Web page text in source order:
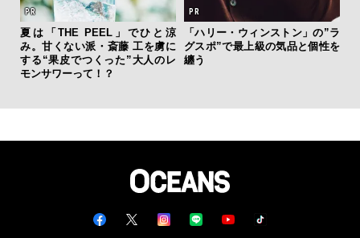
夏は「THE PEEL」でひと涼
み。甘くない派・斎藤 工を虜に
する“果皮でつくった”大人のレ
モンサワーって！？
「ハリー・ウィンストン」の”ラ
グスポ”で最上級の気品と個性を
纏う